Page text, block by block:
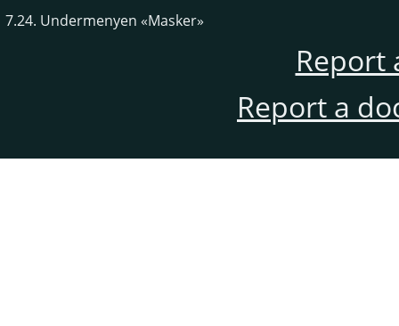
7.24. Undermenyen «Masker»
Report
Report a